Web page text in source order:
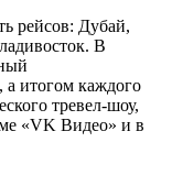
рейсов: Дубай,
В
а итогом каждого
тревел-шоу,
«VK Видео» и в